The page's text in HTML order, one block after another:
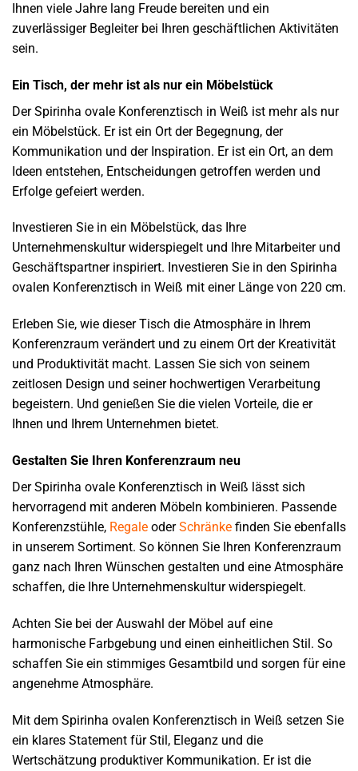
Ihnen viele Jahre lang Freude bereiten und ein
zuverlässiger Begleiter bei Ihren geschäftlichen Aktivitäten
sein.
Ein Tisch, der mehr ist als nur ein Möbelstück
Der Spirinha ovale Konferenztisch in Weiß ist mehr als nur
ein Möbelstück. Er ist ein Ort der Begegnung, der
Kommunikation und der Inspiration. Er ist ein Ort, an dem
Ideen entstehen, Entscheidungen getroffen werden und
Erfolge gefeiert werden.
Investieren Sie in ein Möbelstück, das Ihre
Unternehmenskultur widerspiegelt und Ihre Mitarbeiter und
Geschäftspartner inspiriert. Investieren Sie in den Spirinha
ovalen Konferenztisch in Weiß mit einer Länge von 220 cm.
Erleben Sie, wie dieser Tisch die Atmosphäre in Ihrem
Konferenzraum verändert und zu einem Ort der Kreativität
und Produktivität macht. Lassen Sie sich von seinem
zeitlosen Design und seiner hochwertigen Verarbeitung
begeistern. Und genießen Sie die vielen Vorteile, die er
Ihnen und Ihrem Unternehmen bietet.
Gestalten Sie Ihren Konferenzraum neu
Der Spirinha ovale Konferenztisch in Weiß lässt sich
hervorragend mit anderen Möbeln kombinieren. Passende
Konferenzstühle, Regale oderSchränke finden Sie ebenfalls
in unserem Sortiment. So können Sie Ihren Konferenzraum
ganz nach Ihren Wünschen gestalten und eine Atmosphäre
schaffen, die Ihre Unternehmenskultur widerspiegelt.
Achten Sie bei der Auswahl der Möbel auf eine
harmonische Farbgebung und einen einheitlichen Stil. So
schaffen Sie ein stimmiges Gesamtbild und sorgen für eine
angenehme Atmosphäre.
Mit dem Spirinha ovalen Konferenztisch in Weiß setzen Sie
ein klares Statement für Stil, Eleganz und die
Wertschätzung produktiver Kommunikation. Er ist die